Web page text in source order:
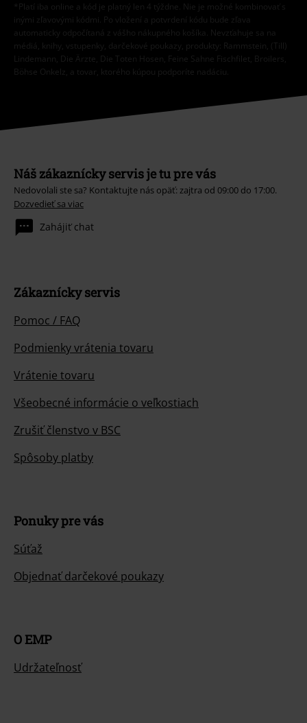
*Platí iba online a kód je platný len 4 týždne. Nie je možné kombinovať s
inými zľavovými kódmi. Po vložení a potvrdení kódu bude zľava
automaticky odpočítaná z vášho nákupného košíka. Nevzťahuje sa na
médiá, knihy, vstupenky, darčekové poukazy, produkty: Rammstein, (Till)
Lindemann, Die Ärzte, Die Toten Hosen, Feine Sahne Fischfilet, Broilers,
Böhse Onkelz, a tovar, ktorého kúpou podporíte nadáciu.
Náš zákaznícky servis je tu pre vás
Nedovolali ste sa? Kontaktujte nás opäť: zajtra od 09:00 do 17:00.
Dozvedieť sa viac
Zahájiť chat
Zákaznícky servis
Pomoc / FAQ
Podmienky vrátenia tovaru
Vrátenie tovaru
Všeobecné informácie o veľkostiach
Zrušiť členstvo v BSC
Spôsoby platby
Ponuky pre vás
Súťaž
Objednať darčekové poukazy
O EMP
Udržateľnosť